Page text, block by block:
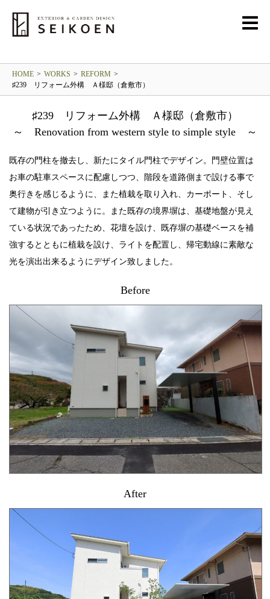
REFORM
HOME > WORKS > REFORM >
♯239 リフォーム外構 Ａ様邸（倉敷市）
♯239 リフォーム外構 Ａ様邸（倉敷市）
～ Renovation from western style to simple style ～
既存の門柱を撤去し、新たにタイル門柱でデザイン。門壁位置は
お車の駐車スペースに配慮しつつ、階段を道路側まで設ける事で
奥行きを感じるように、また植栽を取り入れ、カーポート、そし
て建物が引き立つように。また既存の境界塀は、基礎地盤が見え
ている状況であったため、花壇を設け、既存塀の基礎ベースを補
強するとともに植栽を設け、ライトを配置し、帰宅動線に素敵な
光を演出出来るようにデザイン致しました。
Before
After